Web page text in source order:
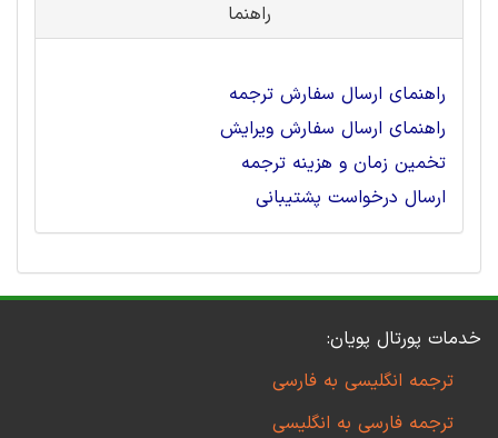
راهنما
راهنمای ارسال سفارش ترجمه
راهنمای ارسال سفارش ویرایش
تخمین زمان و هزینه ترجمه
ارسال درخواست پشتیبانی
خدمات پورتال پویان:
ترجمه انگلیسی به فارسی
ترجمه فارسی به انگلیسی